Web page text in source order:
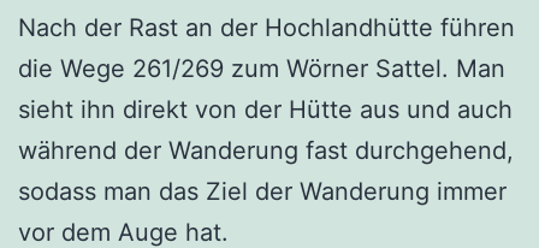
Nach der Rast an der Hochlandhütte führen
die Wege 261/269 zum Wörner Sattel. Man
sieht ihn direkt von der Hütte aus und auch
während der Wanderung fast durchgehend,
sodass man das Ziel der Wanderung immer
vor dem Auge hat.